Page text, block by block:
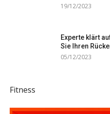
19/12/2023
Experte klärt
Sie Ihren
05/12/2023
Fitness